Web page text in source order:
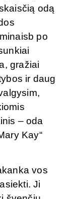
odą
po
gražiai
ir daug
– oda
Kay“
vos
Ji